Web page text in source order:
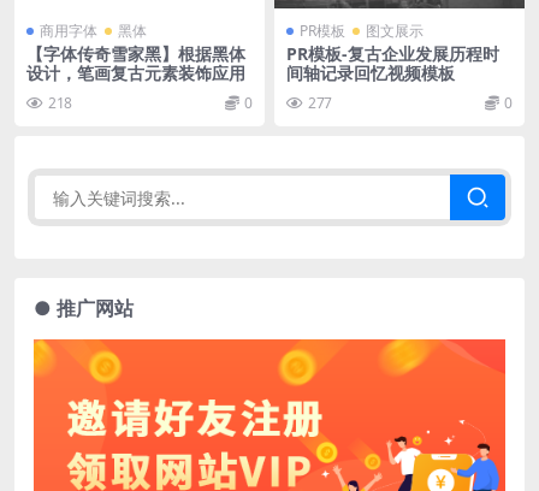
商用字体 黑体
【字体传奇雪家黑】根据黑体
设计，笔画复古元素装饰应用
218 0
PR模板 图文展示
PR模板-复古企业发展历程时
间轴记录回忆视频模板
277 0
● 推广网站